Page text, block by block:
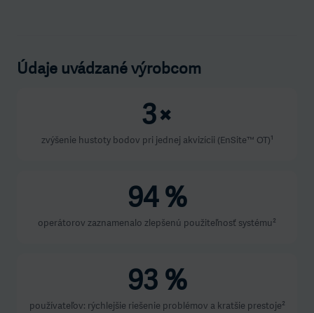
Údaje uvádzané výrobcom
3×
zvýšenie hustoty bodov pri jednej akvizícii (EnSite™ OT)¹
94 %
operátorov zaznamenalo zlepšenú použiteľnosť systému²
93 %
používateľov: rýchlejšie riešenie problémov a kratšie prestoje²